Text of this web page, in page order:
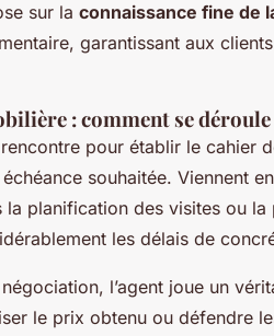
sur la connaissance fine de
garantissant aux
: comment se déroule
pour établir le cahier
souhaitée. Viennent
planification des visites ou la
les délais de
l’agent joue un
le prix obtenu ou défendre